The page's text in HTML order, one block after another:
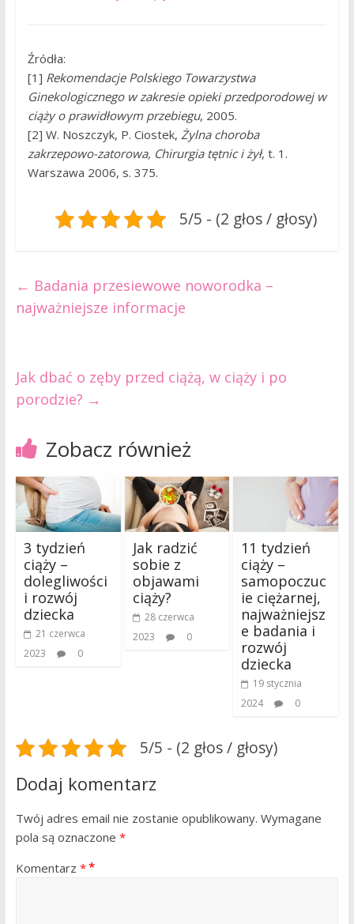
Źródła:
[1] Rekomendacje Polskiego Towarzystwa
Ginekologicznego w zakresie opieki przedporodowej w
ciąży o prawidłowym przebiegu, 2005.
[2] W. Noszczyk, P. Ciostek, Żylna choroba
zakrzepowo-zatorowa, Chirurgia tętnic i żył, t. 1.
Warszawa 2006, s. 375.
5/5 - (2 głos / głosy)
← Badania przesiewowe noworodka –
najważniejsze informacje
Jak dbać o zęby przed ciążą, w ciąży i po
porodzie? →
Zobacz również
3 tydzień
ciąży –
dolegliwości
i rozwój
dziecka
21 czerwca
2023
0
Jak radzić
sobie z
objawami
ciąży?
28 czerwca
2023
0
11 tydzień
ciąży –
samopoczuc
ie ciężarnej,
najważniejsz
e badania i
rozwój
dziecka
19 stycznia
2024
0
5/5 - (2 głos / głosy)
Dodaj komentarz
Twój adres email nie zostanie opublikowany. Wymagane
pola są oznaczone *
Komentarz *